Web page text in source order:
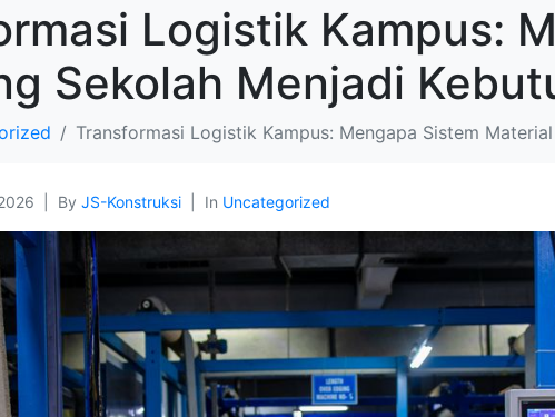
Logistik Kampus:
Sekolah Menjadi
Transformasi Logistik Kampus: Mengapa Sistem
By JS-Konstruksi In Uncategorized